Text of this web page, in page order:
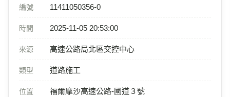
編號 11411050356-0
時間 2025-11-05 20:53:00
來源 高速公路局北區交控中心
類型 道路施工
位置 福爾摩沙高速公路-國道３號